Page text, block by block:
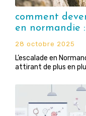
comment
en normandie
28 octobre 2025
L’escalade en
attirant de plus en